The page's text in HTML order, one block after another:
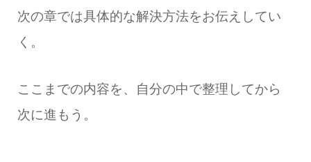
次の章では具体的な解決方法をお伝えしてい
く。
ここまでの内容を、自分の中で整理してから
次に進もう。